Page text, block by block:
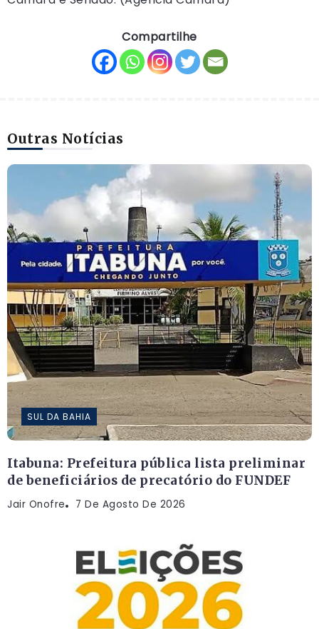
Compartilhe
Outras Notícias
SUL DA BAHIA
Itabuna: Prefeitura pública lista preliminar
de beneficiários de precatório do FUNDEF
Jair Onofre 7 De Agosto De 2026